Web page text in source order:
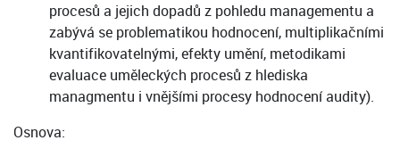
procesů a jejich dopadů z pohledu managementu a
zabývá se problematikou hodnocení, multiplikačními
kvantifikovatelnými, efekty umění, metodikami
evaluace uměleckých procesů z hlediska
managmentu i vnějšími procesy hodnocení audity).
Osnova: